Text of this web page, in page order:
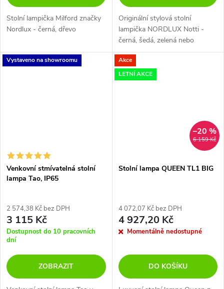
Stolní lampička Milford značky
Nordlux - černá, dřevo
Originální stylová stolní
lampička NORDLUX Notti -
černá, šedá, zelená nebo
terracottová barva.
Vystaveno na showroomu
Venkovní stmívatelná stolní
lampa Tao, IP65
2 574,38 Kč bez DPH
3 115 Kč
Dostupnost do 10 pracovních
dní
ZOBRAZIT
Akce
LETNÍ AKCE
6 159 Kč
–20 %
Stolní lampa QUEEN TL1 BIG
4 072,07 Kč bez DPH
4 927,20 Kč
Momentálně nedostupné
DO KOŠÍKU